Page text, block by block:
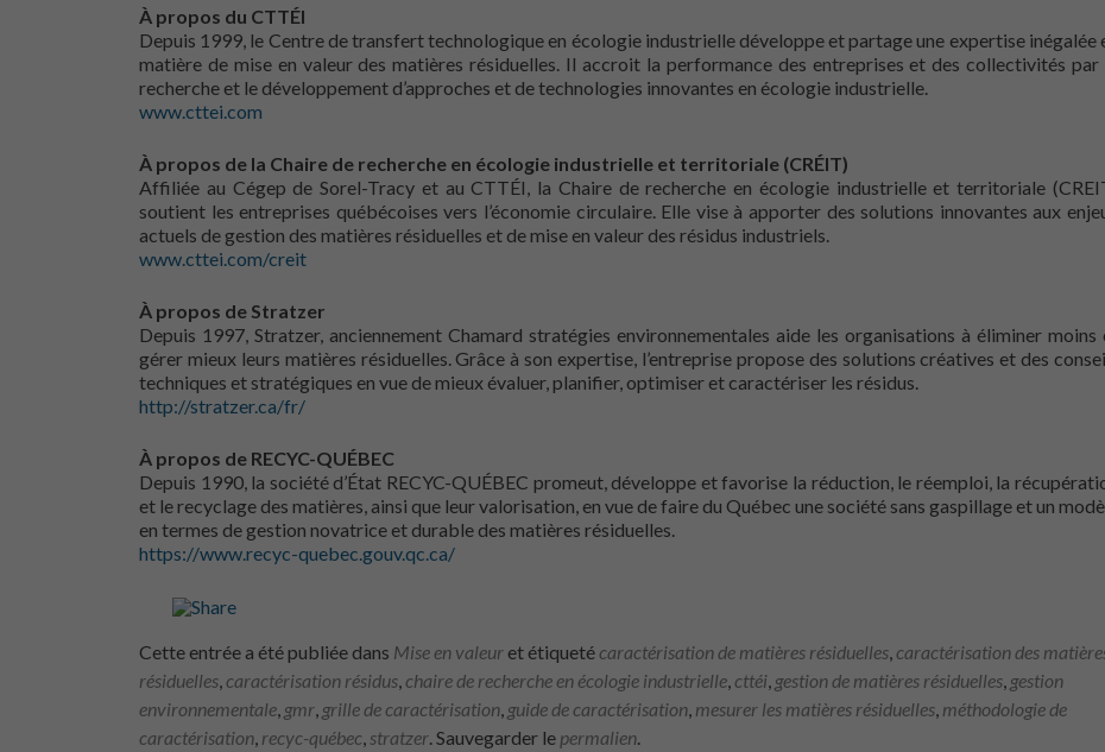
À propos du CTTÉI
Depuis 1999, le Centre de transfert technologique en écologie industrielle développe et partage une expertise inégalée
matière de mise en valeur des matières résiduelles. Il accroit la performance des entreprises et des collectivités par
recherche et le développement d’approches et de technologies innovantes en écologie industrielle.
www.cttei.com
À propos de la Chaire de recherche en écologie industrielle et territoriale (CRÉIT)
Affiliée au Cégep de Sorel-Tracy et au CTTÉI, la Chaire de recherche en écologie industrielle et territoriale
soutient les entreprises québécoises vers l’économie circulaire. Elle vise à apporter des solutions innovantes aux
actuels de gestion des matières résiduelles et de mise en valeur des résidus industriels.
www.cttei.com/creit
À propos de Stratzer
Depuis 1997, Stratzer, anciennement Chamard stratégies environnementales aide les organisations à éliminer moins
gérer mieux leurs matières résiduelles. Grâce à son expertise, l’entreprise propose des solutions créatives et des
techniques et stratégiques en vue de mieux évaluer, planifier, optimiser et caractériser les résidus.
http://stratzer.ca/fr/
À propos de RECYC-QUÉBEC
Depuis 1990, la société d’État RECYC-QUÉBEC promeut, développe et favorise la réduction, le réemploi, la
et le recyclage des matières, ainsi que leur valorisation, en vue de faire du Québec une société sans gaspillage et un
en termes de gestion novatrice et durable des matières résiduelles.
https://www.recyc-quebec.gouv.qc.ca/
Cette entrée a été publiée dans Mise en valeur et étiquetécaractérisation de matières résiduelles,caractérisation des
résiduelles,caractérisation résidus,chaire de recherche en écologie industrielle,cttéi, gestion de matières résiduelles, gestion
environnementale, gmr, grille de caractérisation, guide de caractérisation, mesurer les matières résiduelles, méthodologie de
caractérisation, recyc-québec,stratzer. Sauvegarder le permalien.